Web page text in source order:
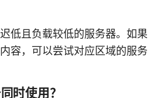
低且负载较低的服务器。如果
容，可以尝试对应区域的服务
时使用？